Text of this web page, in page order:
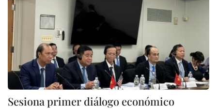
Sesiona primer diálogo económico